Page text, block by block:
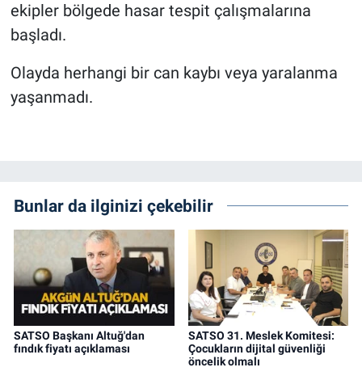
ekipler bölgede hasar tespit çalışmalarına
başladı.
Olayda herhangi bir can kaybı veya yaralanma
yaşanmadı.
Bunlar da ilginizi çekebilir
SATSO Başkanı Altuğ'dan
fındık fiyatı açıklaması
SATSO 31. Meslek Komitesi:
Çocukların dijital güvenliği
öncelik olmalı